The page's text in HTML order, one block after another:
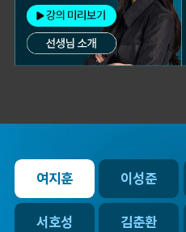
여지훈 이성준
서호성 김춘환